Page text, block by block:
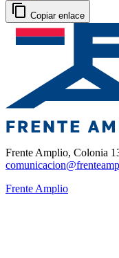
Copiar enlace
Frente Amplio, Colonia
Frente Amplio